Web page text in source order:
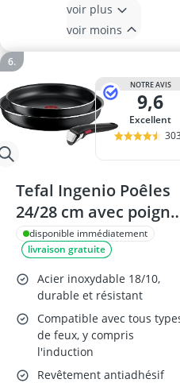
voir plus
voir moins
NOTRE AVIS
9,6
Excellent
Tefal Ingenio Poêles
24/28 cm avec
amovible L1599302
disponible immédiatement
livraison gratuite
Acier inoxydable 18/10,
durable et résistant
Compatible avec tous
de feux, y compris
l'induction
Revêtement antiadhésif